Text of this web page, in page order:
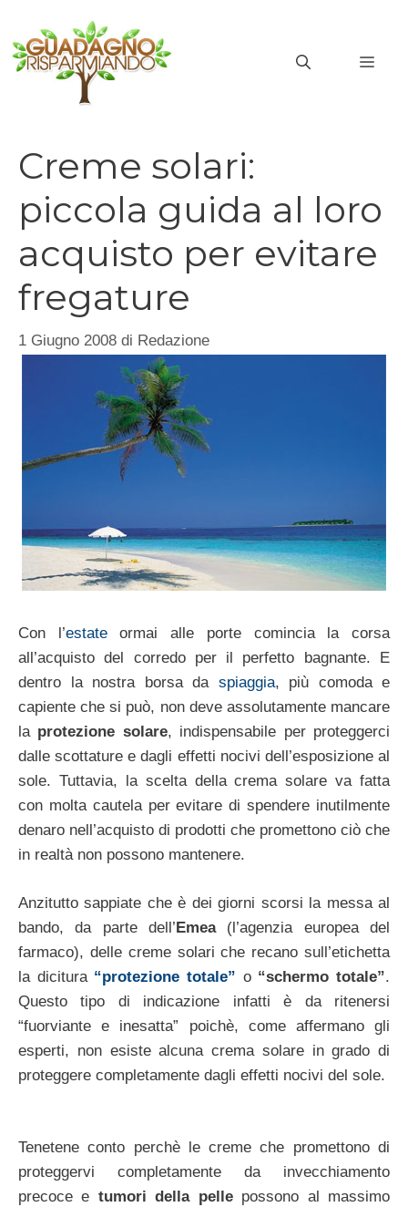
contenuto
Creme solari:
piccola guida al loro
acquisto per evitare
fregature
1 Giugno 2008 di Redazione
Con l’estateormai alle porte comincia la corsa
all’acquisto del corredo per il perfetto bagnante. E
dentro la nostra borsa da spiaggia, più comoda e
capiente che si può, non deve assolutamente mancare
la protezione solare, indispensabile per proteggerci
dalle scottature e dagli effetti nocivi dell’esposizione al
sole. Tuttavia, la scelta della crema solare va fatta
con molta cautela per evitare di spendere inutilmente
denaro nell’acquisto di prodotti che promettono ciò che
in realtà non possono mantenere.
Anzitutto sappiate che è dei giorni scorsi la messa al
bando, da parte dell’Emea(l’agenzia europea del
farmaco), delle creme solari che recano sull’etichetta
la dicitura “protezione totale” o “schermo totale”.
Questo tipo di indicazione infatti è da ritenersi
“fuorviante e inesatta” poichè, come affermano gli
esperti, non esiste alcuna crema solare in grado di
proteggere completamente dagli effetti nocivi del sole.
Tenetene conto perchè le creme che promettono di
proteggervi completamente da invecchiamento
precoce e tumori della pellepossono al massimo